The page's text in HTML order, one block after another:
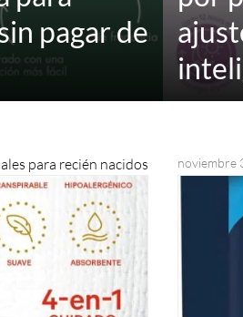
pagar de
para recién nacidos noviembre